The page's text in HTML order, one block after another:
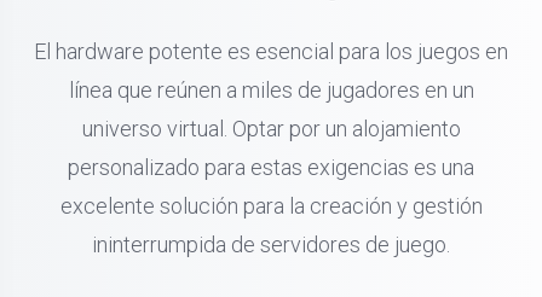
El hardware potente es esencial para los juegos en
línea que reúnen a miles de jugadores en un
universo virtual. Optar por un alojamiento
personalizado para estas exigencias es una
excelente solución para la creación y gestión
ininterrumpida de servidores de juego.